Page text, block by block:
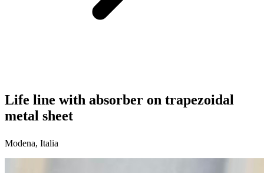
Life line with absorber on trapezoidal
metal sheet
Modena, Italia